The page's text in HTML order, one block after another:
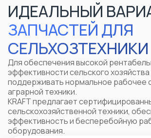
ИДЕАЛЬНЫЙ
ЗАПЧАСТЕЙ ДЛЯ
СЕЛЬХОЗТЕХНИКИ
Для обеспечения высокой
эффективности сельского
поддерживать нормальное рабочее
аграрной техники.
KRAFT предлагает
сельскохозяйственной техники,
эффективность и бесперебойную
оборудования.